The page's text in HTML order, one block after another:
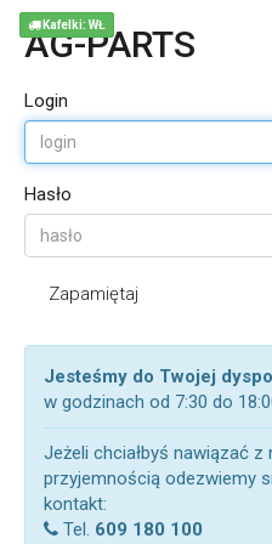
AG-PARTS
Login
Hasło
Zapamiętaj
Jesteśmy do Twojej
w godzinach od 7:30 do
Jeżeli chciałbyś nawiązać z
przyjemnością odezwiemy
kontakt:
Tel. 609 180 100
Kafelki: WŁ